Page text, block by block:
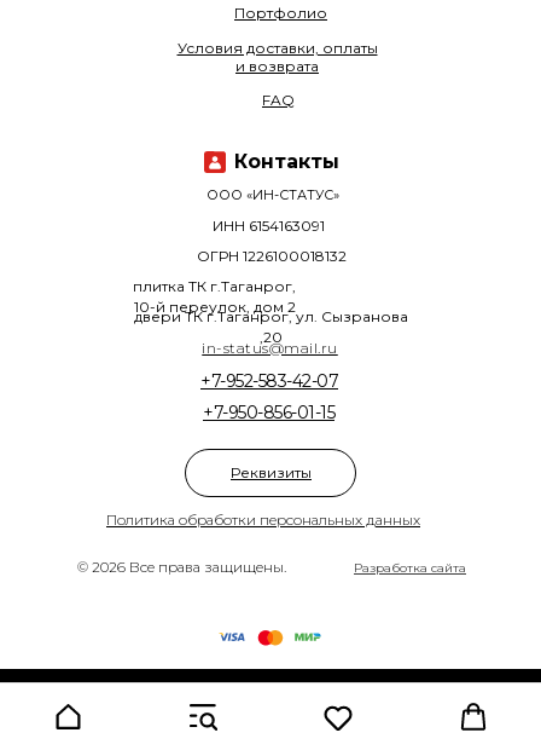
© 2026 Все права защищены.
Политика обработки персональных данных
+7-950-856-01-15
+7-952-583-42-07
Портфолио
ООО «ИН-СТАТУС»
плитка ТК г.Таганрог,
10-й переулок, дом 2
двери ТК г.Таганрог, ул. Сызранова
,20
ОГРН 1226100018132
ИНН 6154163091
Разработка сайта
Условия доставки, оплаты
и возврата
FAQ
in-status@mail.ru
Контакты
Реквизиты
Made on Tilda